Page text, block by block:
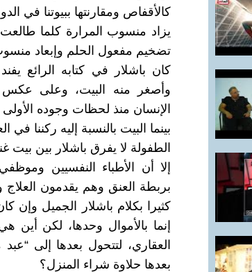
كالأقفاص ومقارنتها ببيوتنا في
يزاد منسوب المرارة كلما
تضخيم مفعول الحلم وإبعاد
كان باشلار في كتابه الرائع
وأصغر منه البيت، وعلى عكس
الإنسان منذ لحظات وجوده
بينما البيت بالنسبة إليه ركننا
الطفولة لا يفرق باشلار بين بيت
إلا أن الأطباء النفسيين
بربطة العنق وهم يقدمون العلاج
كثيرا بكلام باشلار الجميل وإن
إنما بالأموال وحدها، لكن
العقاري، لتتحول بعدها إلى
بعدها حلاوة شراء المنزل؟